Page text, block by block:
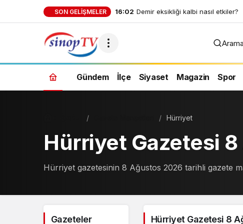
SON GELIŞMELER 16:02 Gece uyanmalarına son: Askeri
Gündem İlçe Siyaset Magazin Spor
Hürriyet
Hürriyet Gazetesi
Hürriyet gazetesinin 8 Ağustos 2026 tarihli gazete
Gazeteler Hürriyet Gazetesi 8